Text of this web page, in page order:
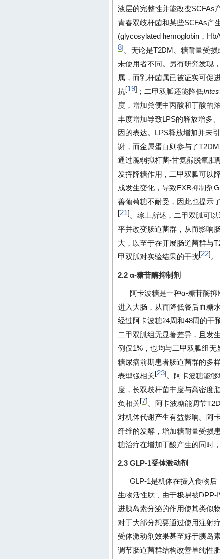
液层的完整性并能改变SCFAs
青春双歧杆菌和某些SCFAs产
(glycosylated hemoglobin，
8] 。无论是T2DM、糖耐量受
未使用者不同。另有研究发现
属，而乳杆菌属已被证实可促
抗[19] ；二甲双胍还能降低
度，增加粪便中丙酸和丁酸的
丰度增加导致LPS的释放增多
因的表达。LPS释放增加并未
谢，而金属蛋白则参与了
通过脆弱拟杆菌-甘氨熊脱氧胆
发挥降糖作用，二甲双胍可以
成发生变化，导致FXR抑制剂
善葡萄糖不耐受，因此也提示
[21] 。综上所述，二甲双胍可
平并改变肠道菌群，从而影响
大，以至于在开展肠道菌群与
甲双胍对实验结果的干扰[22] 。
2.2 α-糖苷酶抑制剂
阿卡波糖是一种α-糖苷酶
进入大肠，从而降低餐后血糖
经过阿卡波糖24周和48周的干
二甲双胍组无显著差异，且发
例仅1%，也均与二甲双胍组无
糖尿病前期患者肠道菌群的多
表型强相关 [23] 。阿卡波糖能
度，长双歧杆菌丰度与高密度
负相关 [7] 。阿卡波糖能调节
对机体代谢产生有益影响。阿
纤维的发酵，增加糖耐量受损
糖治疗在增加丁酸产生的同时
2.3 GLP-1受体激动剂
GLP-1是机体在摄入食物
生物活性肽，由于极易被
进胰岛素分泌的作用使其类似
对于大部分想要通过使用注射
受体激动剂效果甚至好于胰岛
调节肠道菌群结构改善单纯性